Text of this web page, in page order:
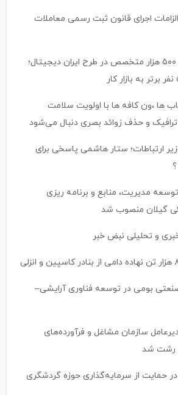
اجرای قانون ثبت رسمی معاملات
توکلی: هدف‌گذاری ۵۰۰ هزار متخصص در طرح ایران دیجیتال؛
ها ،ون کافه ها با اولویت سلامت
و حذف زوائد بصری دنبال می‌شود
ارتباطات؛ ستار هاشمی پاسخی برای
مدیریت، منابع و برنامه ریزی
گیلان منصوب شد
خبری و تحلیلی نبض خبر
بومی در توسعه فناوری آرایشی–
سازمان مشاغل و فرآورده‌های
رشت شد
حمایت از سرمایه‌گذاری حوزه گردشگری